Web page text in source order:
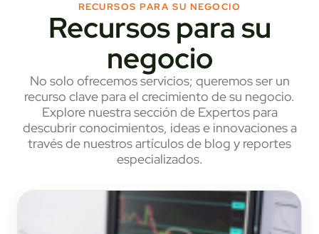
RECURSOS PARA SU NEGOCIO
Recursos para su
negocio
No solo ofrecemos servicios; queremos ser un
recurso clave para el crecimiento de su negocio.
Explore nuestra sección de Expertos para
descubrir conocimientos, ideas e innovaciones a
través de nuestros artículos de blog y reportes
especializados.